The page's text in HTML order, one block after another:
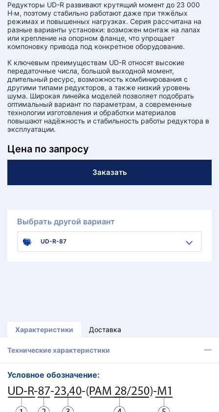
Редукторы UD-R развивают крутящий момент до 23 000
Н·м, поэтому стабильно работают даже при тяжёлых
режимах и повышенных нагрузках. Серия рассчитана на
разные варианты установки: возможен монтаж на лапах
или крепление на опорном фланце, что упрощает
компоновку привода под конкретное оборудование.
К ключевым преимуществам UD-R относят высокие
передаточные числа, большой выходной момент,
длительный ресурс, возможность комбинирования с
другими типами редукторов, а также низкий уровень
шума. Широкая линейка моделей позволяет подобрать
оптимальный вариант по параметрам, а современные
технологии изготовления и обработки материалов
повышают надёжность и стабильность работы редуктора в
эксплуатации.
Цена по запросу
Заказать
Выбрать другой вариант
UD-R-87
Характеристики Доставка
Технические характеристики
Условное обозначение: